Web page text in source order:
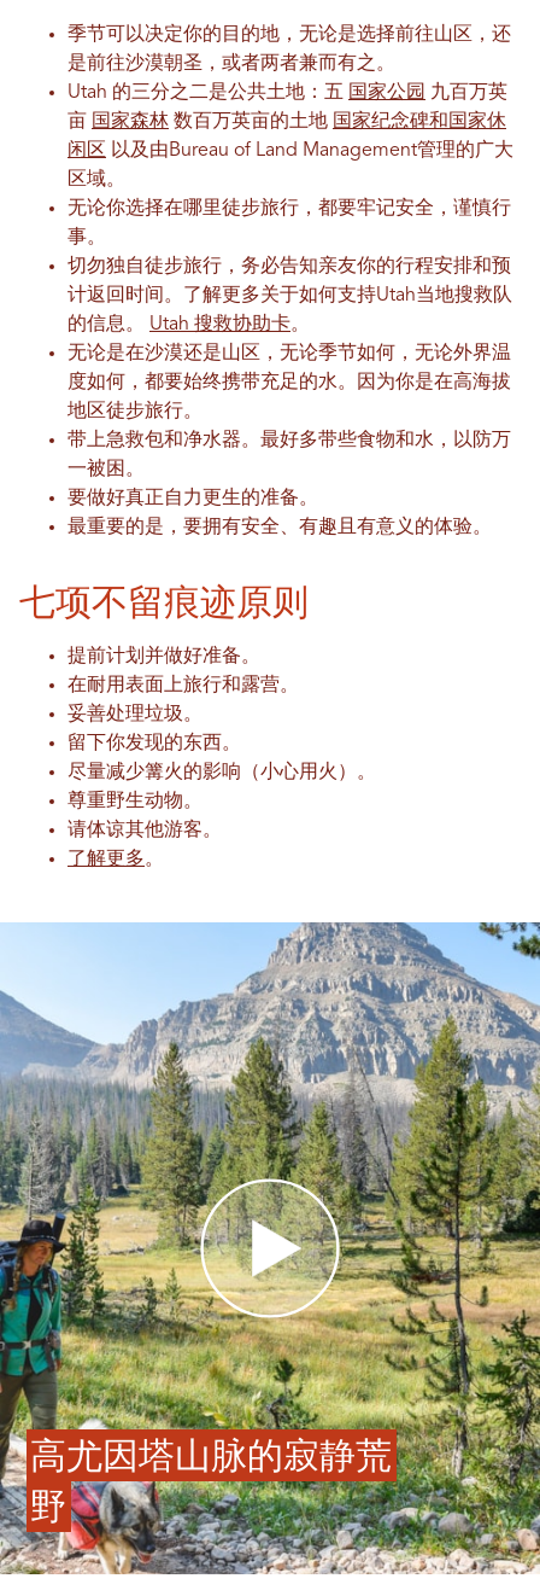
季节可以决定你的目的地，无论是选择前往山区，还
是前往沙漠朝圣，或者两者兼而有之。
Utah 的三分之二是公共土地：五 国家公园 九百万英
亩 国家森林 数百万英亩的土地 国家纪念碑和国家休
闲区 以及由Bureau of Land Management管理的广大
区域。
无论你选择在哪里徒步旅行，都要牢记安全，谨慎行
事。
切勿独自徒步旅行，务必告知亲友你的行程安排和预
计返回时间。了解更多关于如何支持Utah当地搜救队
的信息。 Utah 搜救协助卡。
无论是在沙漠还是山区，无论季节如何，无论外界温
度如何，都要始终携带充足的水。因为你是在高海拔
地区徒步旅行。
带上急救包和净水器。最好多带些食物和水，以防万
一被困。
要做好真正自力更生的准备。
最重要的是，要拥有安全、有趣且有意义的体验。
七项不留痕迹原则
提前计划并做好准备。
在耐用表面上旅行和露营。
妥善处理垃圾。
留下你发现的东西。
尽量减少篝火的影响（小心用火）。
尊重野生动物。
请体谅其他游客。
了解更多。
高尤因塔山脉的寂静荒
野